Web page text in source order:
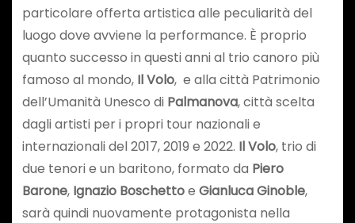
particolare offerta artistica alle peculiarità del
luogo dove avviene la performance. È proprio
quanto successo in questi anni al trio canoro più
famoso al mondo, Il Volo, e alla città Patrimonio
dell’Umanità Unesco di Palmanova, città scelta
dagli artisti per i propri tour nazionali e
internazionali del 2017, 2019 e 2022. Il Volo, trio di
due tenori e un baritono, formato da Piero
Barone, Ignazio Boschettoe Gianluca Ginoble,
sarà quindi nuovamente protagonista nella